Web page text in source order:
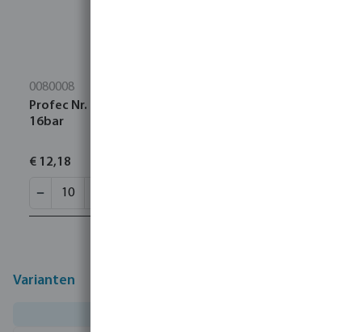
0080008
Profec Nr. 90 Knie 90° RVS 316 1/2" binnendraad
16bar
€ 12,18
Varianten